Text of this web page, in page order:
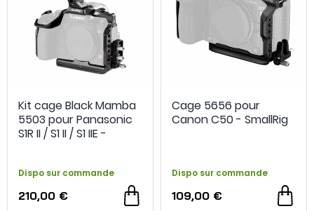
Kit cage Black Mamba
5503 pour Panasonic
S1R II / S1 II / S1 IIE -
Dispo sur commande
210,00 €
Cage 5656 pour
Canon C50 - SmallRig
Dispo sur commande
109,00 €